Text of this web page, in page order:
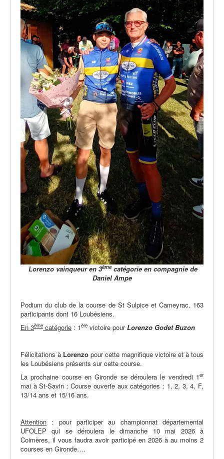
Lorenzo vainqueur en 3èmecatégorie en compagnie de
Daniel Ampe
Podium du club de la course de St Sulpice et Cameyrac. 163
participants dont 16 Loubésiens.
En 3ème catégorie : 1ère victoire pourLorenzo Godet Buzon
Félicitations à Lorenzo pour cette magnifique victoire et à tous
les Loubésiens présents sur cette course.
La prochaine course en Gironde se déroulera le vendredi 1er
mai à St-Savin : Course ouverte aux catégories : 1, 2, 3, 4, F,
13/14 ans et 15/16 ans.
Attention :
pour participer au championnat départemental
UFOLEP qui se déroulera le dimanche 10 mai 2026 à
Coimères, il vous faudra avoir participé en 2026 à au moins 2
courses en Gironde….